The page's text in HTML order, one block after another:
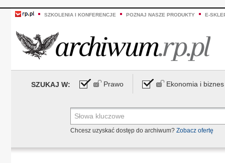
SZKOLENIA I KONFERENCJE POZNAJ NASZE PRODUKTY E-
SZUKAJ W: Prawo Ekonomia i biznes
Chcesz uzyskać dostęp do archiwum? Zobacz ofertę